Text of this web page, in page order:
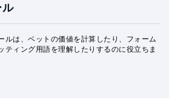
ルは、ベットの価値を計算したり、フォーム
ティング用語を理解したりするのに役立ちま